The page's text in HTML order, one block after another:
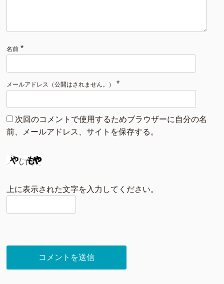
名前 *
メールアドレス（公開はされません。） *
次回のコメントで使用するためブラウザーに自分の名
前、メールアドレス、サイトを保存する。
上に表示された文字を入力してください。